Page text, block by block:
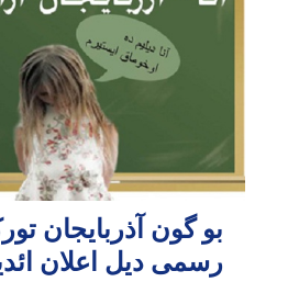
بو گون آذربایجان
رسمی دیل اعلان